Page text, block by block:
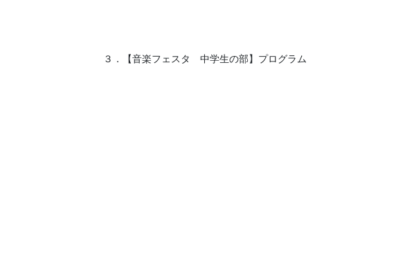
３．【音楽フェスタ 中学生の部】プログラム